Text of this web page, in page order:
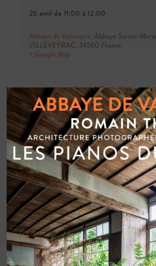
25 avril de 11:00 à 12:00
Abbaye de Valmagne Abbaye Sainte-
VILLEVEYRAC 34560 France
+ Google Map
Initiez vos enfants à l’art du
propose aux jeunes participants
“vitraillistes en herbe” en
inspirée du patrimoine de
observant les formes et les
l’ancien réfectoire des moines, les
s’imprégneront de l’atmosphère
libre cours à leur imagination. Ils
vitrail, joueront avec les couleurs,
création unique réalisée de…
READ MORE